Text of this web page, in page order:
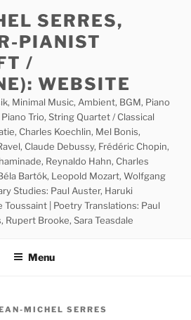
SERRES,
PIANIST
/
WEBSITE
Minimal Music, Ambient, BGM, Piano
Trio, String Quartet / Classical
Charles Koechlin, Mel Bonis,
Claude Debussy, Frédéric Chopin,
Reynaldo Hahn, Charles
Bartók, Leopold Mozart, Wolfgang
Studies: Paul Auster, Haruki
Toussaint | Poetry Translations: Paul
Rupert Brooke, Sara Teasdale
Menu
MICHEL SERRES